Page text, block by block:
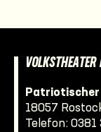
Patriotischer
18057
Telefon: 0381